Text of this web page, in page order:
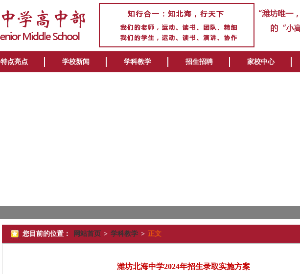
特点亮点 学校新闻 学科教学 招生招聘 家校中心
您目前的位置： 网站首页 > 学科教学 > 正文
潍坊北海中学2024年招生录取实施方案